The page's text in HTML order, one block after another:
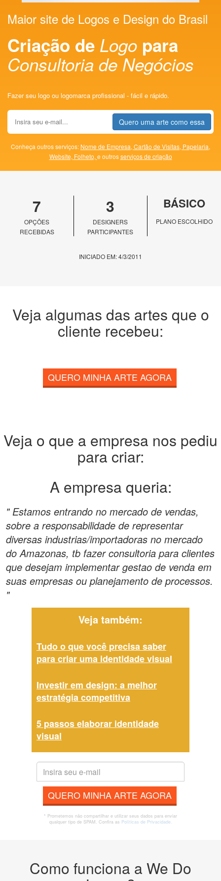
Maior site de Logos e Design do Brasil
Criação de Logo para
Consultoria de Negócios
Fazer seu logo ou logomarca profissional - fácil e rápido.
Quero uma arte como essa
Conheça outros serviços: Nome de Empresa, Cartão de Visitas, Papelaria,
Website, Folheto, e outrosserviços de criação
7
OPÇÕES
RECEBIDAS
3
DESIGNERS
PARTICIPANTES
BÁSICO
PLANO ESCOLHIDO
INICIADO EM: 4/3/2011
Veja algumas das artes que o
cliente recebeu:
QUERO MINHA ARTE AGORA
Veja o que a empresa nos pediu
para criar:
A empresa queria:
" Estamos entrando no mercado de vendas,
sobre a responsabilidade de representar
diversas industrias/importadoras no mercado
do Amazonas, tb fazer consultoria para clientes
que desejam implementar gestao de venda em
suas empresas ou planejamento de processos.
"
Veja também:
Tudo o que você precisa saber
para criar uma identidade visual
Investir em design: a melhor
estratégia competitiva
5 passos elaborar identidade
visual
QUERO MINHA ARTE AGORA
* Prometemos não compartilhar e utilizar seus dados para enviar
qualquer tipo de SPAM. Confira as Políticas de Privacidade.
Como funciona a We Do